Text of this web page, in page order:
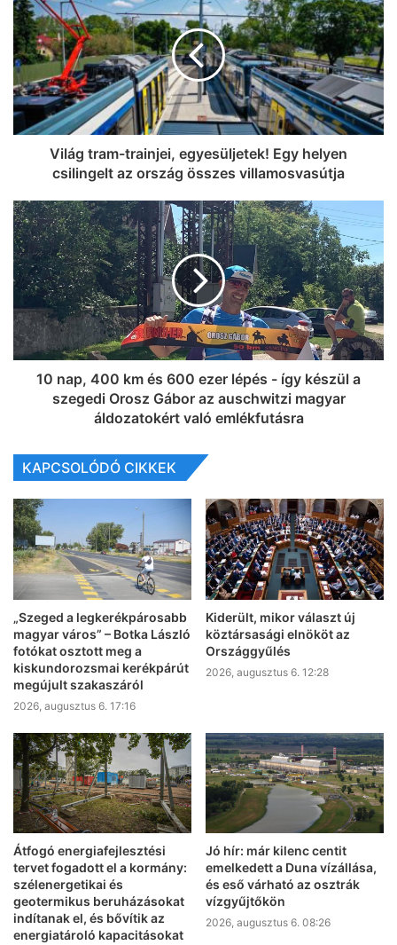
trombitafesztiválon, sörözött és
csevapot kóstolt
Világ tram-trainjei, egyesüljetek! Egy helyen
csilingelt az ország összes villamosvasútja
10 nap, 400 km és 600 ezer lépés - így készül a
szegedi Orosz Gábor az auschwitzi magyar
áldozatokért való emlékfutásra
KAPCSOLÓDÓ CIKKEK
„Szeged a legkerékpárosabb
magyar város” – Botka László
fotókat osztott meg a
kiskundorozsmai kerékpárút
megújult szakaszáról
2026, augusztus 6. 17:16
Kiderült, mikor választ új
köztársasági elnököt az
Országgyűlés
2026, augusztus 6. 12:28
Átfogó energiafejlesztési
tervet fogadott el a kormány:
szélenergetikai és
geotermikus beruházásokat
indítanak el, és bővítik az
energiatároló kapacitásokat
Jó hír: már kilenc centit
emelkedett a Duna vízállása,
és eső várható az osztrák
vízgyűjtőkön
2026, augusztus 6. 08:26